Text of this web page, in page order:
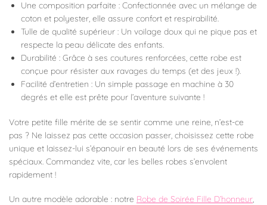
Une composition parfaite : Confectionnée avec un mélange de
coton et polyester, elle assure confort et respirabilité.
Tulle de qualité supérieur : Un voilage doux qui ne pique pas et
respecte la peau délicate des enfants.
Durabilité : Grâce à ses coutures renforcées, cette robe est
conçue pour résister aux ravages du temps (et des jeux !).
Facilité d’entretien : Un simple passage en machine à 30
degrés et elle est prête pour l’aventure suivante !
Votre petite fille mérite de se sentir comme une reine, n’est-ce
pas ? Ne laissez pas cette occasion passer, choisissez cette robe
unique et laissez-lui s’épanouir en beauté lors de ses événements
spéciaux. Commandez vite, car les belles robes s’envolent
rapidement !
Un autre modèle adorable : notre Robe de Soirée Fille D’honneur